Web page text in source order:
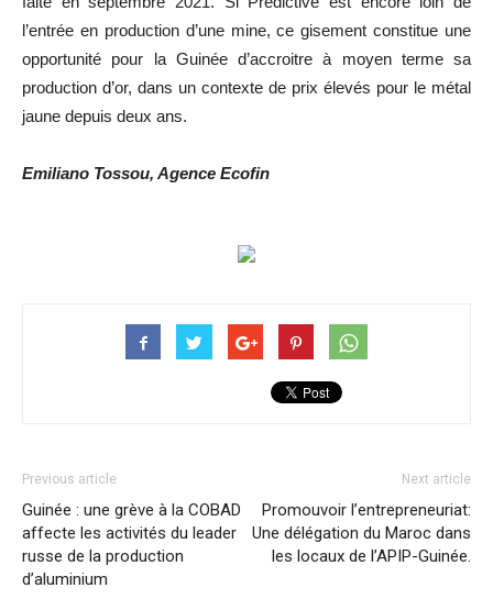
l’entrée en production d’une mine, ce gisement constitue une
opportunité pour la Guinée d’accroitre à moyen terme sa
production d’or, dans un contexte de prix élevés pour le métal
jaune depuis deux ans.
Emiliano Tossou, Agence Ecofin
Previous article
Guinée : une grève à la COBAD
affecte les activités du leader
russe de la production
d’aluminium
Next article
Promouvoir l’entrepreneuriat:
Une délégation du Maroc dans
les locaux de l’APIP-Guinée.